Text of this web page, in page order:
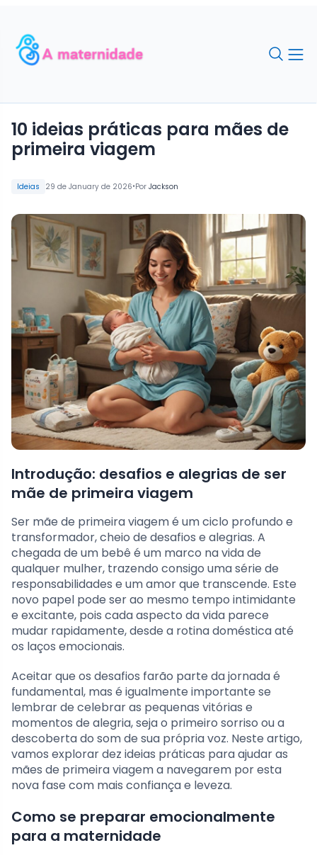
Ideias 29 de January de 2026•Por Jackson
10 ideias práticas para mães de
primeira viagem
Introdução: desafios e alegrias de ser
mãe de primeira viagem
Ser mãe de primeira viagem é um ciclo profundo e
transformador, cheio de desafios e alegrias. A
chegada de um bebê é um marco na vida de
qualquer mulher, trazendo consigo uma série de
responsabilidades e um amor que transcende. Este
novo papel pode ser ao mesmo tempo intimidante
e excitante, pois cada aspecto da vida parece
mudar rapidamente, desde a rotina doméstica até
os laços emocionais.
Aceitar que os desafios farão parte da jornada é
fundamental, mas é igualmente importante se
lembrar de celebrar as pequenas vitórias e
momentos de alegria, seja o primeiro sorriso ou a
descoberta do som de sua própria voz. Neste artigo,
vamos explorar dez ideias práticas para ajudar as
mães de primeira viagem a navegarem por esta
nova fase com mais confiança e leveza.
Como se preparar emocionalmente
para a maternidade